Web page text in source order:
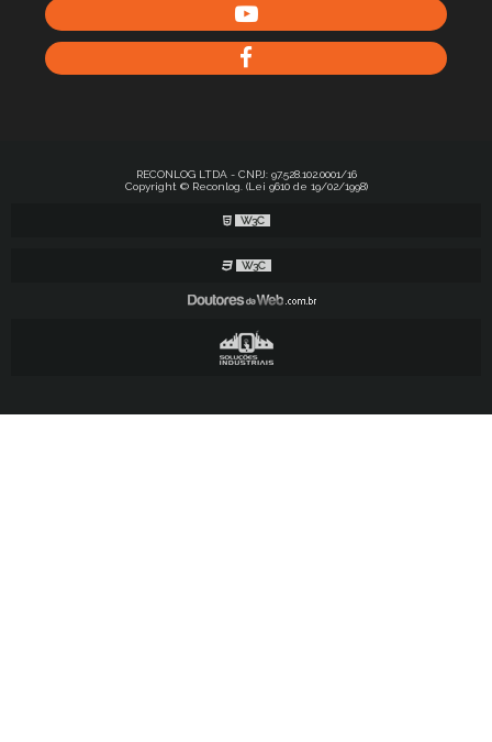
RECONLOG LTDA - CNPJ: 97.528.102.0001/16
Copyright © Reconlog. (Lei 9610 de 19/02/1998)
W3C
W3C